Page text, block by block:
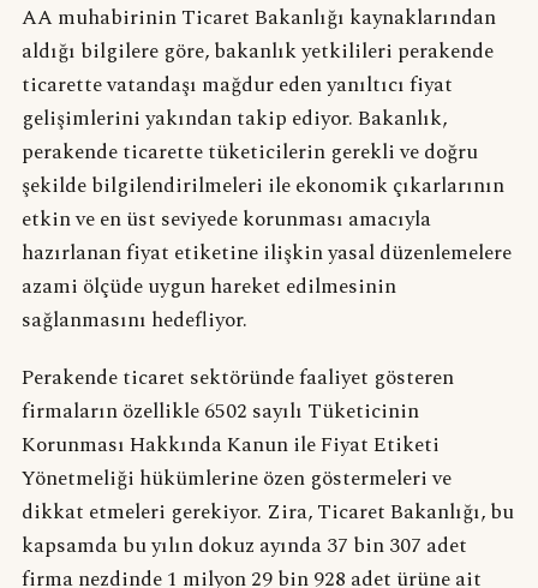
AA muhabirinin Ticaret Bakanlığı kaynaklarından
aldığı bilgilere göre, bakanlık yetkilileri perakende
ticarette vatandaşı mağdur eden yanıltıcı fiyat
gelişimlerini yakından takip ediyor. Bakanlık,
perakende ticarette tüketicilerin gerekli ve doğru
şekilde bilgilendirilmeleri ile ekonomik çıkarlarının
etkin ve en üst seviyede korunması amacıyla
hazırlanan fiyat etiketine ilişkin yasal düzenlemelere
azami ölçüde uygun hareket edilmesinin
sağlanmasını hedefliyor.
Perakende ticaret sektöründe faaliyet gösteren
firmaların özellikle 6502 sayılı Tüketicinin
Korunması Hakkında Kanun ile Fiyat Etiketi
Yönetmeliği hükümlerine özen göstermeleri ve
dikkat etmeleri gerekiyor. Zira, Ticaret Bakanlığı, bu
kapsamda bu yılın dokuz ayında 37 bin 307 adet
firma nezdinde 1 milyon 29 bin 928 adet ürüne ait